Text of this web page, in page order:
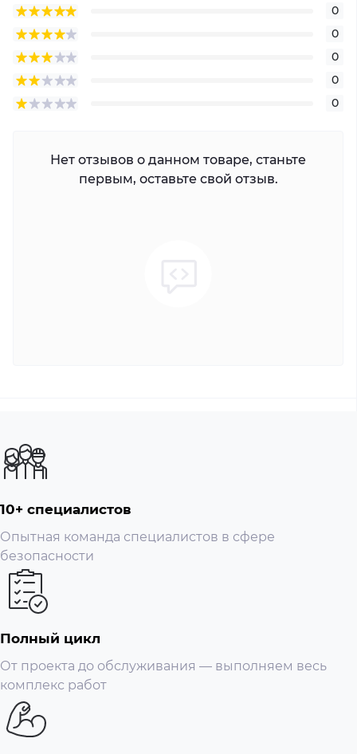
0
0
0
0
0
Нет отзывов о данном товаре, станьте
первым, оставьте свой отзыв.
10+ специалистов
Опытная команда специалистов в сфере
безопасности
Полный цикл
От проекта до обслуживания — выполняем весь
комплекс работ